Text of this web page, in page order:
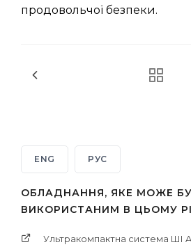
продовольчої безпеки.
ENG РУС
ОБЛАДНАННЯ, ЯКЕ МОЖЕ
ВИКОРИСТАНИМ В ЦЬОМУ
Ультракомпактна система ШІ